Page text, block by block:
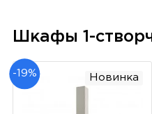
Шкафы 1-
-19% Новинка